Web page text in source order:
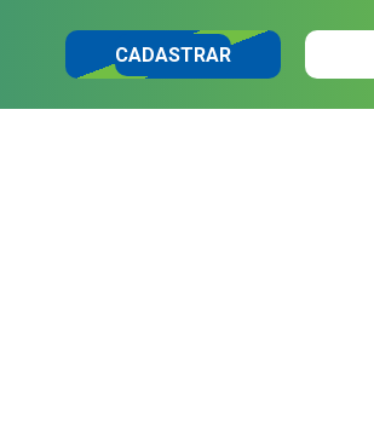
CADASTRAR